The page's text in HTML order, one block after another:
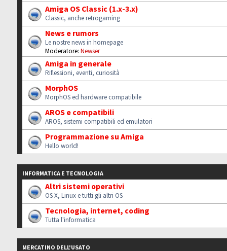
Amiga OS Classic (1.x-3.x)
Classic, anche retrogaming
News e rumors
Le nostre news in homepage
Moderatore: Newser
Amiga in generale
Riflessioni, eventi, curiosità
MorphOS
MorphOS ed hardware compatibile
AROS e compatibili
AROS, sistemi compatibili ed emulatori
Programmazione su Amiga
Hello world!
INFORMATICA E TECNOLOGIA
Altri sistemi operativi
OS X, Linux e tutti gli altri OS
Tecnologia, internet, coding
Tutta l'informatica
MERCATINO DELL'USATO